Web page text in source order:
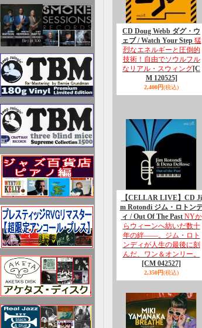
CD Doug Webb ダグ・ウ
ェブ / Watch Your Step 猛
烈なエネルギーと圧倒的
技術！自由でソウルフル
なリアル・スウィング[C
M 120525]
2,400円(税込)
【CELLAR LIVE】CD Ji
m Rotondi ジム・ロトン
ィ / Out Of The Past NYか
らウィーンへ紡いだ数十
年の絆――。ジム・ロト
ンディが人生の最後に刻
んだ、ワン＆オンリー。
[CM 042527]
2,350円(税込)